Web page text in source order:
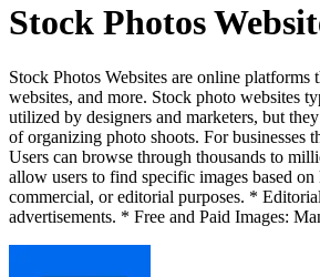
Stock Photos
Stock Photos Websites are online
websites, and more. Stock photo websites
utilized by designers and marketers, but
of organizing photo shoots. For businesses
Users can browse through thousands to
allow users to find specific images based
commercial, or editorial purposes. *
advertisements. * Free and Paid Images: